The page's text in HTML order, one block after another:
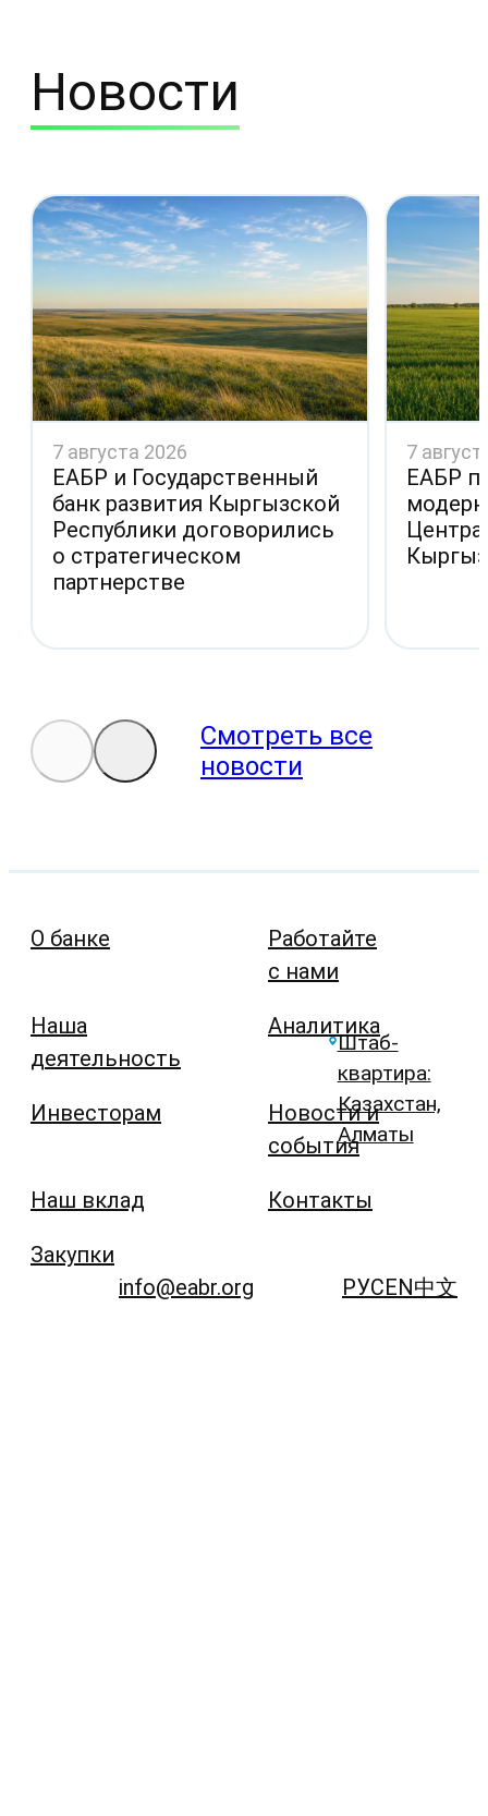
Новости
7 августа 2026
ЕАБР и Государственный
банк развития Кыргызской
Республики договорились
о стратегическом
партнерстве
7
ЕАБР
Смотреть все
новости
О банке
Наша
деятельность
Инвесторам
Наш вклад
Закупки
Работайте
с нами
Аналитика
Новости и
события
Контакты
Штаб-
квартира:
Казахстан,
Алматы
info@eabr.org РУСEN中文